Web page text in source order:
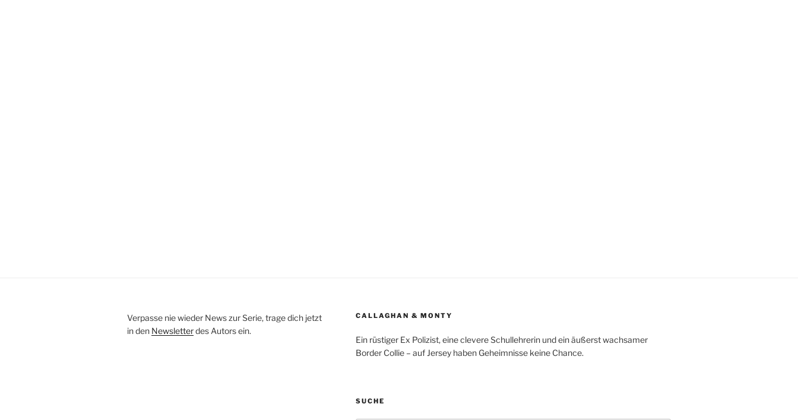
Verpasse nie wieder News zur Serie, trage dich jetzt
in den Newsletterdes Autors ein.
CALLAGHAN & MONTY
Ein rüstiger Ex Polizist, eine clevere Schullehrerin und ein äußerst wachsamer
Border Collie – auf Jersey haben Geheimnisse keine Chance.
SUCHE